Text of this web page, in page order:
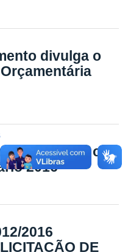
divulga o
divulga os
2016
2016
DE